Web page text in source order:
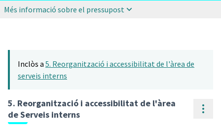
Més informació sobre el pressupost
Inclòs a 5. Reorganització i accessibilitat de l'àrea de
serveis interns
5. Reorganització i accessibilitat de l'àrea
de Serveis interns